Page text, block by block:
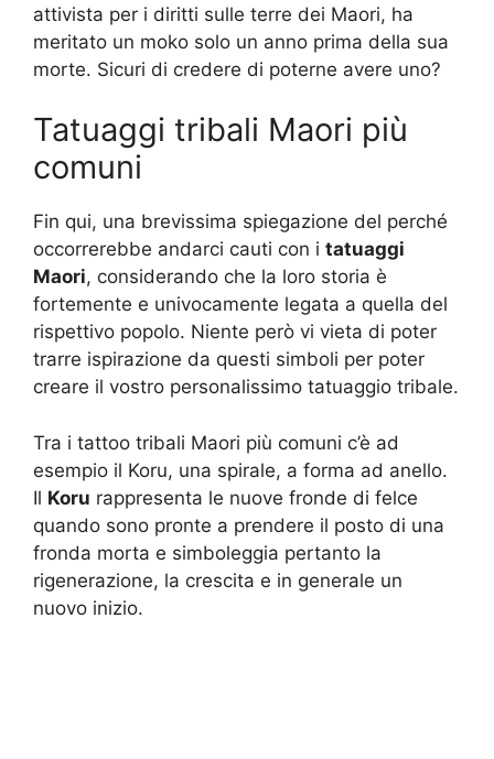
attivista per i diritti sulle terre dei Maori, ha
meritato un moko solo un anno prima della sua
morte. Sicuri di credere di poterne avere uno?
Tatuaggi tribali Maori più
comuni
Fin qui, una brevissima spiegazione del perché
occorrerebbe andarci cauti con i tatuaggi
Maori, considerando che la loro storia è
fortemente e univocamente legata a quella del
rispettivo popolo. Niente però vi vieta di poter
trarre ispirazione da questi simboli per poter
creare il vostro personalissimo tatuaggio tribale.
Tra i tattoo tribali Maori più comuni c’è ad
esempio il Koru, una spirale, a forma ad anello.
Il Koru rappresenta le nuove fronde di felce
quando sono pronte a prendere il posto di una
fronda morta e simboleggia pertanto la
rigenerazione, la crescita e in generale un
nuovo inizio.